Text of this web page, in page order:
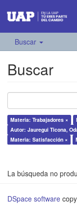
Buscar
Buscar
Materia: Trabajadores ×
Autor: Jauregui Ticona,
Materia: Satisfacción ×
La búsqueda no
DSpace software